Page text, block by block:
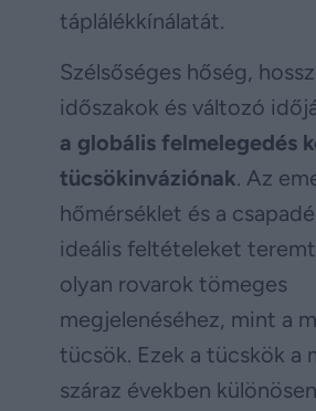
táplálékkínálatát.
Szélsőséges hőség,
időszakok és változó
a globális felmelegedés
tücsökinváziónak. Az
hőmérséklet és a
ideális feltételeket
olyan rovarok tömeges
megjelenéséhez, mint a
tücsök. Ezek a tücskök a
száraz években